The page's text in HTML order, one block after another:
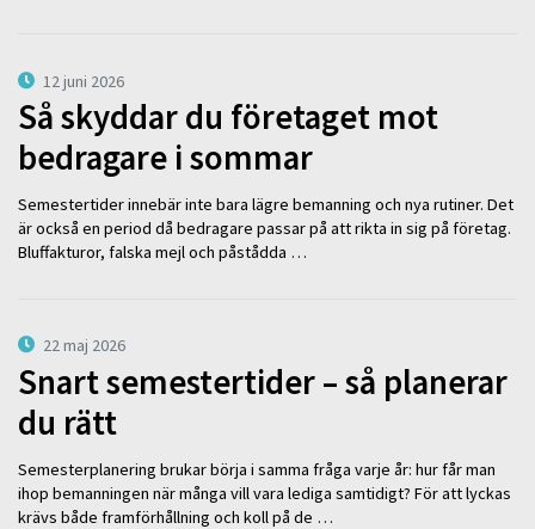
12 juni 2026
Så skyddar du företaget mot
bedragare i sommar
Semestertider innebär inte bara lägre bemanning och nya rutiner. Det
är också en period då bedragare passar på att rikta in sig på företag.
Bluffakturor, falska mejl och påstådda …
22 maj 2026
Snart semestertider – så planerar
du rätt
Semesterplanering brukar börja i samma fråga varje år: hur får man
ihop bemanningen när många vill vara lediga samtidigt? För att lyckas
krävs både framförhållning och koll på de …